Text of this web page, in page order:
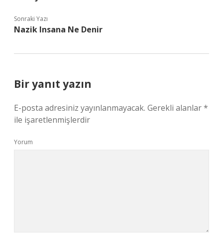
Sonraki Yazı
Nazik Insana Ne Denir
Bir yanıt yazın
E-posta adresiniz yayınlanmayacak. Gerekli alanlar*
ile işaretlenmişlerdir
Yorum